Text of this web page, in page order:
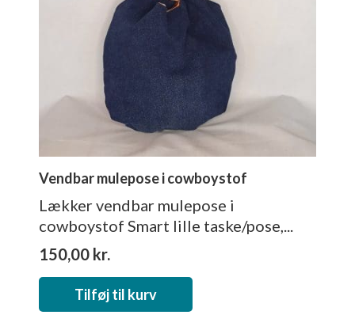
Vendbar mulepose i cowboystof
Lækker vendbar mulepose i
cowboystof Smart lille taske/pose,...
150,00 kr.
Tilføj til kurv